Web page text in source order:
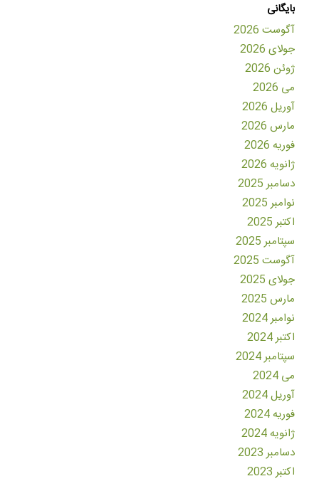
بایگانی
آگوست 2026
جولای 2026
ژوئن 2026
می 2026
آوریل 2026
مارس 2026
فوریه 2026
ژانویه 2026
دسامبر 2025
نوامبر 2025
اکتبر 2025
سپتامبر 2025
آگوست 2025
جولای 2025
مارس 2025
نوامبر 2024
اکتبر 2024
سپتامبر 2024
می 2024
آوریل 2024
فوریه 2024
ژانویه 2024
دسامبر 2023
اکتبر 2023